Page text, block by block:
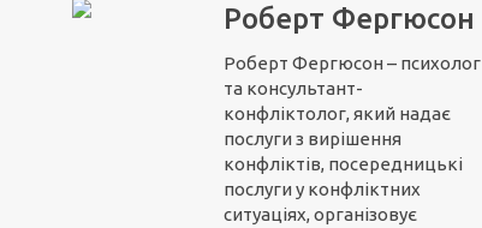
Роберт Фергюсон
Роберт Фергюсон – психолог
та консультант-
конфліктолог, який надає
послуги з вирішення
конфліктів, посередницькі
послуги у конфліктних
ситуаціях, організовує